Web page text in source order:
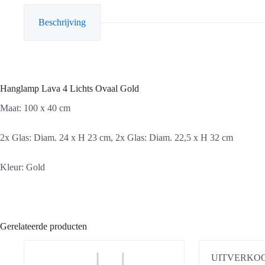
Beschrijving
Hanglamp Lava 4 Lichts Ovaal Gold
Maat: 100 x 40 cm
2x Glas: Diam. 24 x H 23 cm, 2x Glas: Diam. 22,5 x H 32 cm
Kleur: Gold
Gerelateerde producten